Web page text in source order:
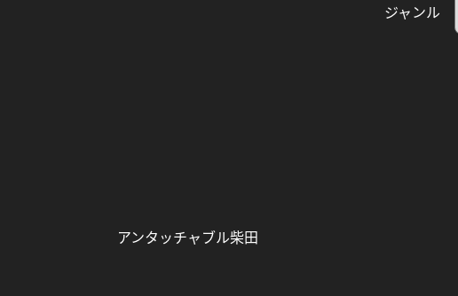
ジャンル
アンタッチャブル柴田